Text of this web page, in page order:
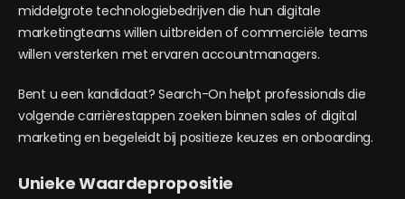
middelgrote technologiebedrijven die hun digitale
marketingteams willen uitbreiden of commerciële teams
willen versterken met ervaren accountmanagers.
Bent u een kandidaat? Search-On helpt professionals die
volgende carrièrestappen zoeken binnen sales of digital
marketing en begeleidt bij positieze keuzes en onboarding.
Unieke Waardepropositie